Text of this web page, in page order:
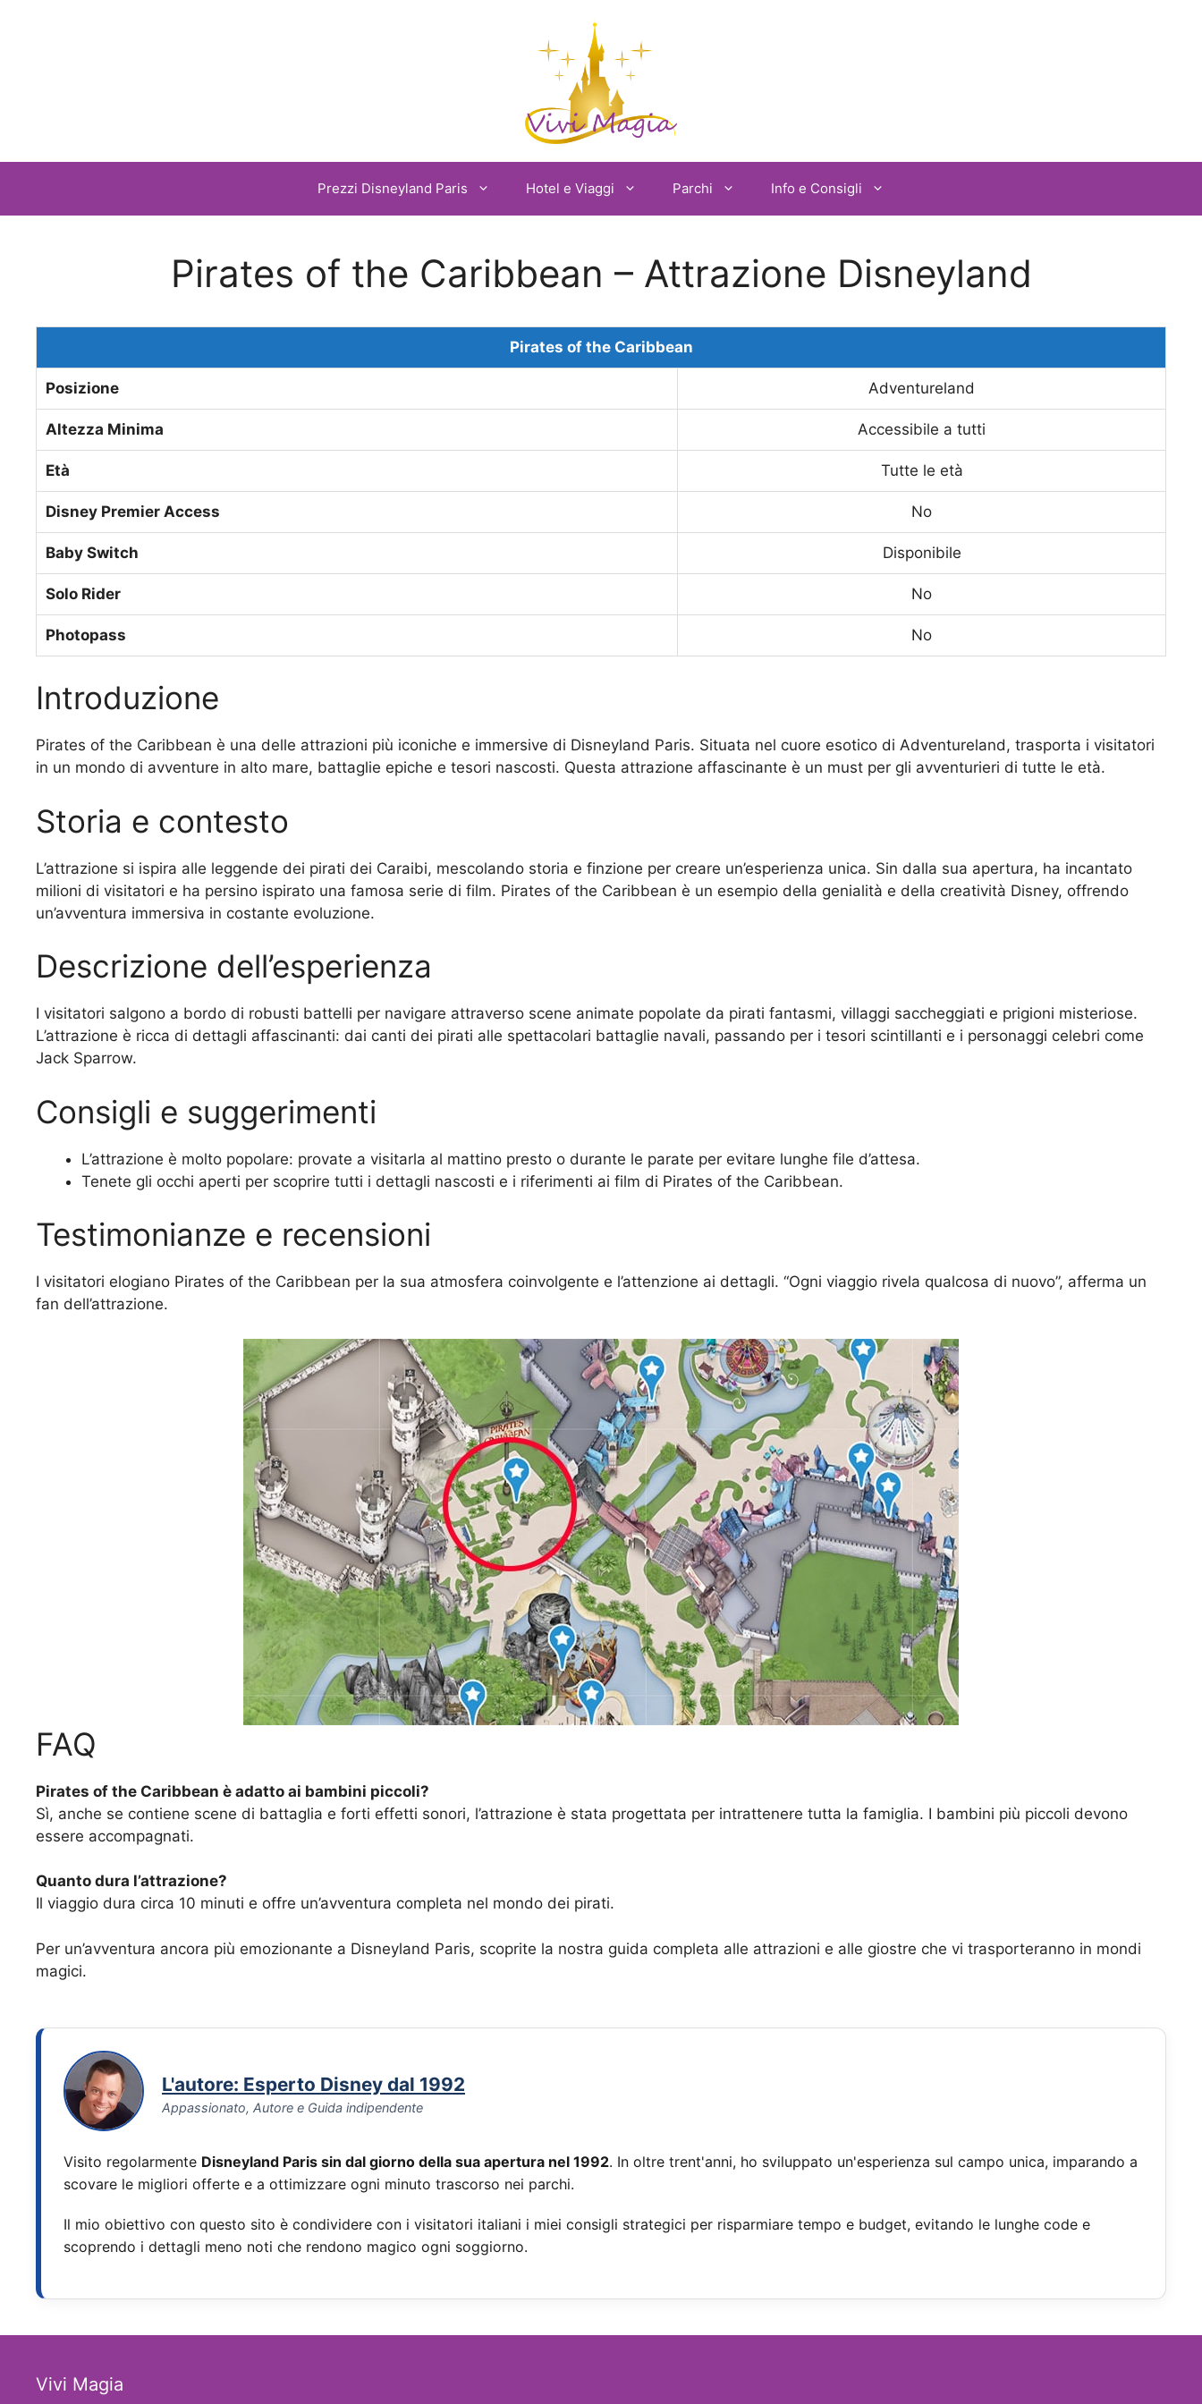
Prezzi Disneyland Paris Hotel e Viaggi Parchi Info e Consigli
Pirates of the Caribbean – Attrazione Disneyland
Pirates of the Caribbean
Posizione Adventureland
Altezza Minima Accessibile a tutti
Età Tutte le età
Disney Premier Access No
Baby Switch Disponibile
Solo Rider No
Photopass No
Introduzione
Pirates of the Caribbean è una delle attrazioni più iconiche e immersive di Disneyland Paris. Situata nel cuore esotico di Adventureland, trasporta i visitatori
in un mondo di avventure in alto mare, battaglie epiche e tesori nascosti. Questa attrazione affascinante è un must per gli avventurieri di tutte le età.
Storia e contesto
L’attrazione si ispira alle leggende dei pirati dei Caraibi, mescolando storia e finzione per creare un’esperienza unica. Sin dalla sua apertura, ha incantato
milioni di visitatori e ha persino ispirato una famosa serie di film. Pirates of the Caribbean è un esempio della genialità e della creatività Disney, offrendo
un’avventura immersiva in costante evoluzione.
Descrizione dell’esperienza
I visitatori salgono a bordo di robusti battelli per navigare attraverso scene animate popolate da pirati fantasmi, villaggi saccheggiati e prigioni misteriose.
L’attrazione è ricca di dettagli affascinanti: dai canti dei pirati alle spettacolari battaglie navali, passando per i tesori scintillanti e i personaggi celebri come
Jack Sparrow.
Consigli e suggerimenti
L’attrazione è molto popolare: provate a visitarla al mattino presto o durante le parate per evitare lunghe file d’attesa.
Tenete gli occhi aperti per scoprire tutti i dettagli nascosti e i riferimenti ai film di Pirates of the Caribbean.
Testimonianze e recensioni
I visitatori elogiano Pirates of the Caribbean per la sua atmosfera coinvolgente e l’attenzione ai dettagli. “Ogni viaggio rivela qualcosa di nuovo”, afferma un
fan dell’attrazione.
FAQ
Pirates of the Caribbean è adatto ai bambini piccoli?
Sì, anche se contiene scene di battaglia e forti effetti sonori, l’attrazione è stata progettata per intrattenere tutta la famiglia. I bambini più piccoli devono
essere accompagnati.
Quanto dura l’attrazione?
Il viaggio dura circa 10 minuti e offre un’avventura completa nel mondo dei pirati.
Per un’avventura ancora più emozionante a Disneyland Paris, scoprite la nostra guida completa alle attrazioni e alle giostre che vi trasporteranno in mondi
magici.
L'autore: Esperto Disney dal 1992
Appassionato, Autore e Guida indipendente
Visito regolarmente Disneyland Paris sin dal giorno della sua apertura nel 1992. In oltre trent'anni, ho sviluppato un'esperienza sul campo unica, imparando a
scovare le migliori offerte e a ottimizzare ogni minuto trascorso nei parchi.
Il mio obiettivo con questo sito è condividere con i visitatori italiani i miei consigli strategici per risparmiare tempo e budget, evitando le lunghe code e
scoprendo i dettagli meno noti che rendono magico ogni soggiorno.
Vivi Magia